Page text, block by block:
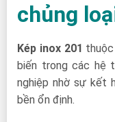
chủng
Kép inox 201
biến trong các hệ
nghiệp nhờ sự kết
bền ổn định.